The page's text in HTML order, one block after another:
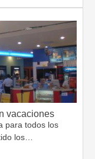
vacaciones
para todos los
los…